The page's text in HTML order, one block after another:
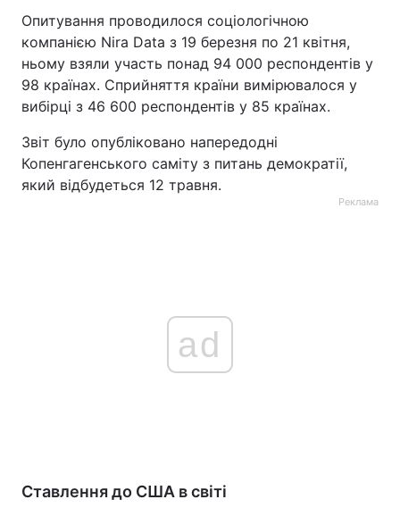
Опитування проводилося соціологічною
компанією Nira Data з 19 березня по 21 квітня,
ньому взяли участь понад 94 000 респондентів у
98 країнах. Сприйняття країни вимірювалося у
вибірці з 46 600 респондентів у 85 країнах.
Звіт було опубліковано напередодні
Копенгагенського саміту з питань демократії,
який відбудеться 12 травня.
Реклама
ad
Ставлення до США в світі